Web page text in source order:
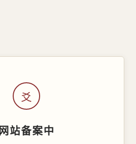
爻
网站备案中